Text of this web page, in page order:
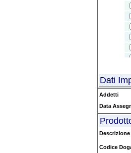
Dati
Addetti
Data
Codice